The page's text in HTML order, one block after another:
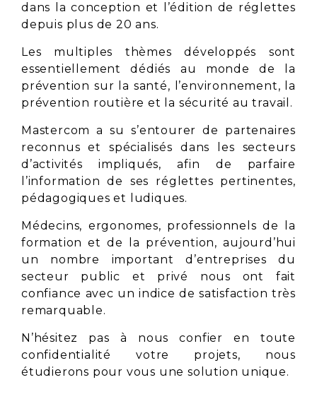
dans la conception et l’édition de réglettes
depuis plus de 20 ans.
Les multiples thèmes développés sont
essentiellement dédiés au monde de la
prévention sur la santé, l’environnement, la
prévention routière et la sécurité au travail.
Mastercom a su s’entourer de partenaires
reconnus et spécialisés dans les secteurs
d’activités impliqués, afin de parfaire
l’information de ses réglettes pertinentes,
pédagogiques et ludiques.
Médecins, ergonomes, professionnels de la
formation et de la prévention, aujourd’hui
un nombre important d’entreprises du
secteur public et privé nous ont fait
confiance avec un indice de satisfaction très
remarquable.
N’hésitez pas à nous confier en toute
confidentialité votre projets, nous
étudierons pour vous une solution unique.